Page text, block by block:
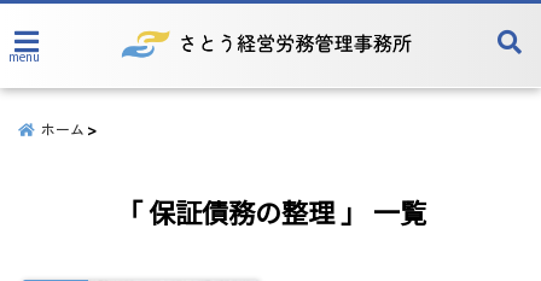
menu
ホーム
「 保証債務の整理 」 一覧